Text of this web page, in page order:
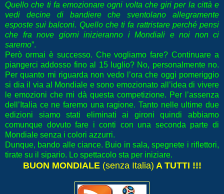
Quello che ti fa emozionare ogni volta che giri per la città e
vedi decine di bandiere che sventolano allegramente
esposte sui balconi. Quello che ti fa rattristare perché pensi
che fra nove giorni inizieranno i Mondiali e noi non ci
saremo”.
Però ormai è successo. Che vogliamo fare? Continuare a
piangerci addosso fino al 15 luglio? No, personalmente no.
Per quanto mi riguarda non vedo l’ora che oggi pomeriggio
si dia il via al Mondiale e sono emozionato all’idea di vivere
le emozioni che mi dà questa competizione. Per l’assenza
dell’Italia ce ne faremo una ragione. Tanto nelle ultime due
edizioni siamo stati eliminati ai gironi quindi abbiamo
comunque dovuto fare i conti con una seconda parte di
Mondiale senza i colori azzurri.
Dunque, bando alle ciance. Buio in sala, spegnete i riflettori,
tirate su il sipario. Lo spettacolo sta per iniziare.
BUON MONDIALE (senza Italia) A TUTTI !!!